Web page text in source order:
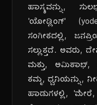
ಹಾಸ್ಯವನ್ನು,
'ಯೋಡ್ಲಿಂಗ್'
ಸಂಗೀತದಲ್ಲಿ,
ಸಲ್ಲುತ್ತದೆ. ಅವರು,
ಮತ್ತು, ಅಮಿತಾಭ್,
ತಮ್ಮ, ಧ್ವನಿಯನ್ನು,
ಹಾಡುಗಳಲ್ಲಿ,